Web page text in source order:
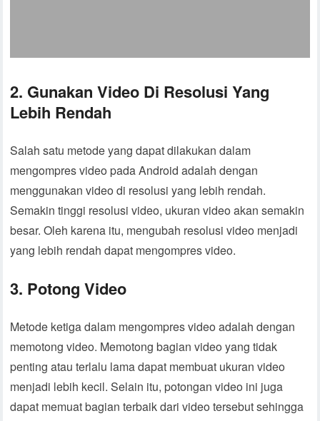
2. Gunakan Video Di Resolusi Yang
Lebih Rendah
Salah satu metode yang dapat dilakukan dalam
mengompres video pada Android adalah dengan
menggunakan video di resolusi yang lebih rendah.
Semakin tinggi resolusi video, ukuran video akan semakin
besar. Oleh karena itu, mengubah resolusi video menjadi
yang lebih rendah dapat mengompres video.
3. Potong Video
Metode ketiga dalam mengompres video adalah dengan
memotong video. Memotong bagian video yang tidak
penting atau terlalu lama dapat membuat ukuran video
menjadi lebih kecil. Selain itu, potongan video ini juga
dapat memuat bagian terbaik dari video tersebut sehingga